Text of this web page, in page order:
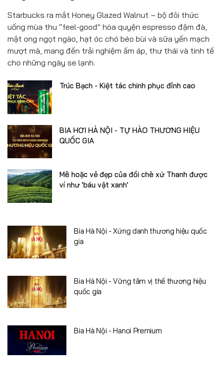
Starbucks ra mắt Honey Glazed Walnut – bộ đôi thức
uống mùa thu “feel-good” hòa quyện espresso đậm đà,
mật ong ngọt ngào, hạt óc chó béo bùi và sữa yến mạch
mượt mà, mang đến trải nghiệm ấm áp, thư thái và tinh tế
cho những ngày se lạnh.
Trúc Bạch - Kiệt tác chinh phục đỉnh cao
BIA HƠI HÀ NỘI - TỰ HÀO THƯƠNG HIỆU
QUỐC GIA
Mê hoặc vẻ đẹp của đồi chè xứ Thanh được
ví như 'báu vật xanh'
Bia Hà Nội - Xứng danh thương hiệu quốc
gia
Bia Hà Nội - Vững tâm vị thế thương hiệu
quốc gia
Bia Hà Nội - Hanoi Premium